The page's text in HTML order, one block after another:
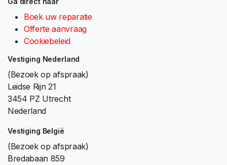
Boek uw reparatie
Offerte aanvraag
Cookiebeleid
Vestiging Nederland
(Bezoek op afspraak)
Leidse Rijn 21
3454 PZ Utrecht
Nederland
Vestiging België
(Bezoek op afspraak)
Bredabaan 859